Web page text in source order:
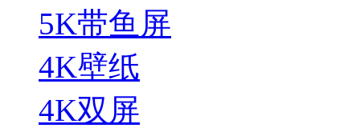
5K带鱼屏
4K壁纸
4K双屏